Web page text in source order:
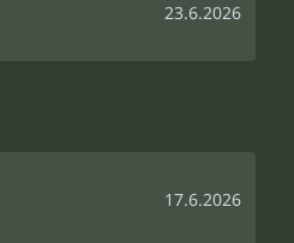
23.6.2026
17.6.2026